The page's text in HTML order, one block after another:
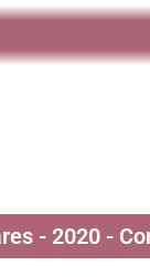
- 2020 -